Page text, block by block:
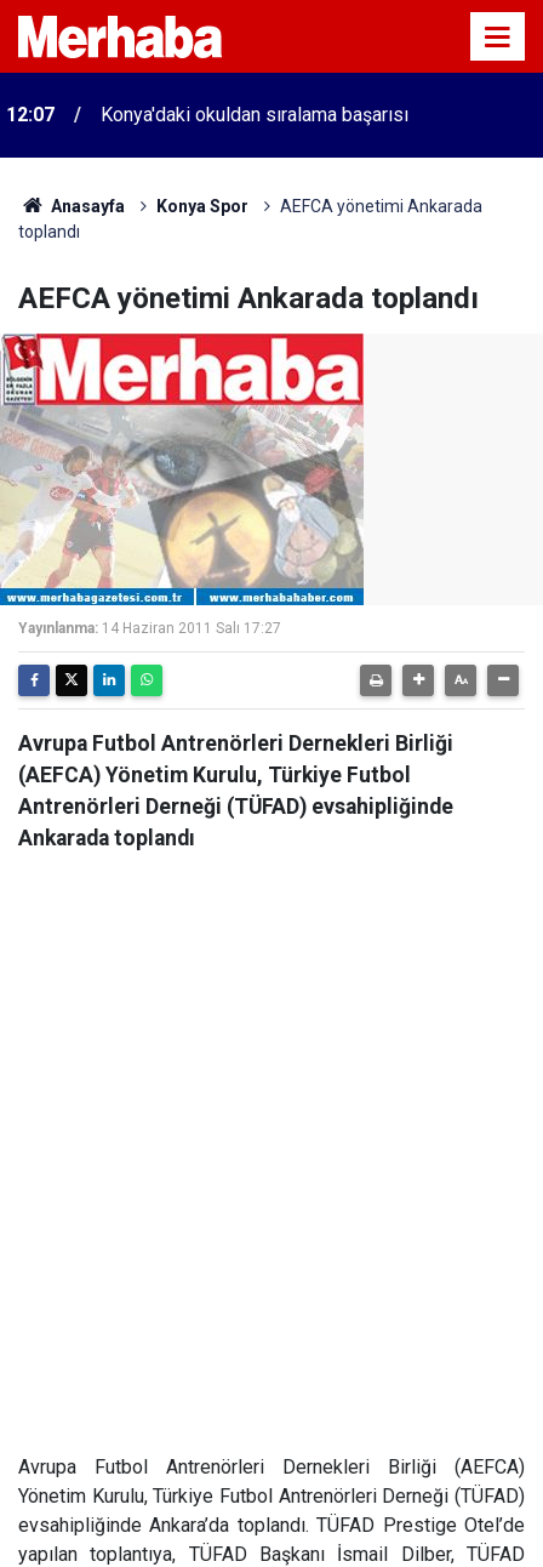
12:07 Konya'daki okuldan sıralama başarısı
Anasayfa Konya Spor
AEFCA yönetimi Ankarada
toplandı
AEFCA yönetimi Ankarada toplandı
Yayınlanma: 14 Haziran 2011 Salı 17:27
Avrupa Futbol Antrenörleri Dernekleri Birliği
(AEFCA) Yönetim Kurulu, Türkiye Futbol
Antrenörleri Derneği (TÜFAD) evsahipliğinde
Ankarada toplandı
Avrupa Futbol Antrenörleri Dernekleri Birliği (AEFCA)
Yönetim Kurulu, Türkiye Futbol Antrenörleri Derneği (TÜFAD)
evsahipliğinde Ankara’da toplandı. TÜFAD Prestige Otel’de
yapılan toplantıya, TÜFAD Başkanı İsmail Dilber, TÜFAD